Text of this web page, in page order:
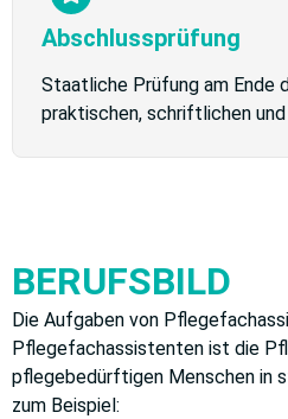
Abschlussprüfung
Staatliche Prüfung am Ende
praktischen, schriftlichen
BERUFSBILD
Die Aufgaben von
Pflegefachassistenten ist die
pflegebedürftigen Menschen in
zum Beispiel: